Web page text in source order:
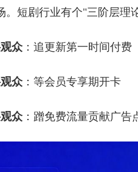
。短剧行业有个"三阶层理
众 ：追更新第一时间付费
众 ：等会员专享期开卡
众 ：蹭免费流量贡献广告